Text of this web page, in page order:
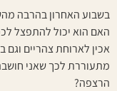
בשבוע האחרון בהרבה
האם הוא יכול להתפצל
אכין לארוחת צהריים
מתעוררת לכך שאני
הרצפה?